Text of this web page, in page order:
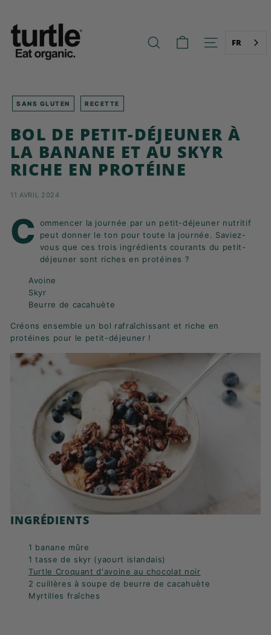
contenu
U
R
T
E
-
E
T
T
R
B
R
E
S
T
!
RECHERCHE FR
SANS GLUTEN RECETTE
BOL DE PETIT-DÉJEUNER À
LA BANANE ET AU SKYR
RICHE EN PROTÉINE
11 AVRIL 2024
C
ommencer la journée par un petit-déjeuner nutritif
peut donner le ton pour toute la journée. Saviez-
vous que ces trois ingrédients courants du petit-
déjeuner sont riches en protéines ?
Avoine
Skyr
Beurre de cacahuète
Créons ensemble un bol rafraîchissant et riche en
protéines pour le petit-déjeuner !
INGRÉDIENTS
1 banane mûre
1 tasse de skyr (yaourt islandais)
Turtle Croquant d'avoine au chocolat noir
2 cuillères à soupe de beurre de cacahuète
Myrtilles fraîches